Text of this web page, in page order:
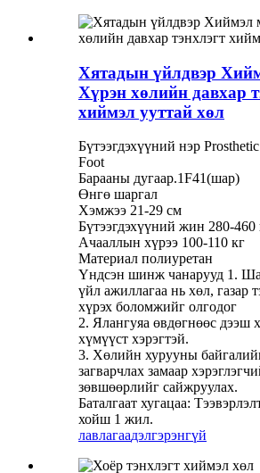
Хятадын үйлдвэр
Хүрэн хөлийн давхар
хиймэл ууттай хөл
Бүтээгдэхүүний нэр
Foot
Барааны дугаар.1F41(шар)
Өнгө шаргал
Хэмжээ 21-29 см
Бүтээгдэхүүний жин 280-460
Ачааллын хүрээ 100-110 кг
Материал полиуретан
Үндсэн шинж чанарууд 1.
үйл ажиллагаа нь хөл, газар
хүрэх боломжийг олгодог
2. Ялангуяа өвдөгнөөс дээш
хүмүүст хэрэгтэй.
3. Хөлийн хурууны
загварчлах замаар
зөвшөөрлийг сайжруулах.
Баталгаат хугацаа:
хойш 1 жил.
лавлагаадэлгэрэнгүй